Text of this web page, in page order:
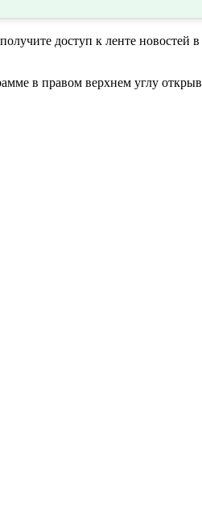
доступ к ленте новостей
в правом верхнем углу